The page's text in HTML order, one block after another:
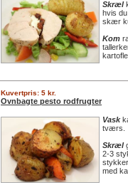
Skræl
hvis
skær
Kom
Kuvertpris: 5 kr.
Ovnbagte pesto rodfrugter
Vask
tværs.
Skræl
2-3
med